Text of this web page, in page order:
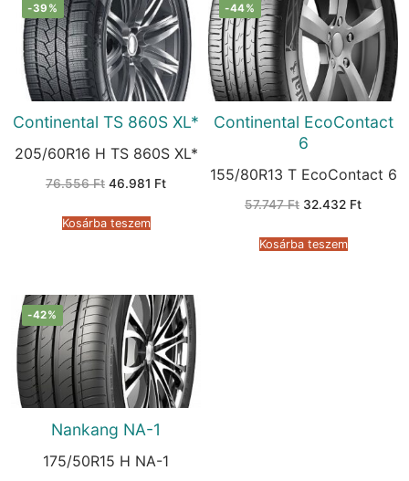
-39%
Continental TS 860S XL*
205/60R16 H TS 860S XL*
76.556Ft Original
76.556 Ft.
46.981 FtCurrent
Kosárba teszem
-44%
Continental EcoContact
6
155/80R13 T EcoContact 6
57.747Ft Original
57.747 Ft.
32.432 FtCurrent
Kosárba teszem
-42%
Nankang NA-1
175/50R15 H NA-1